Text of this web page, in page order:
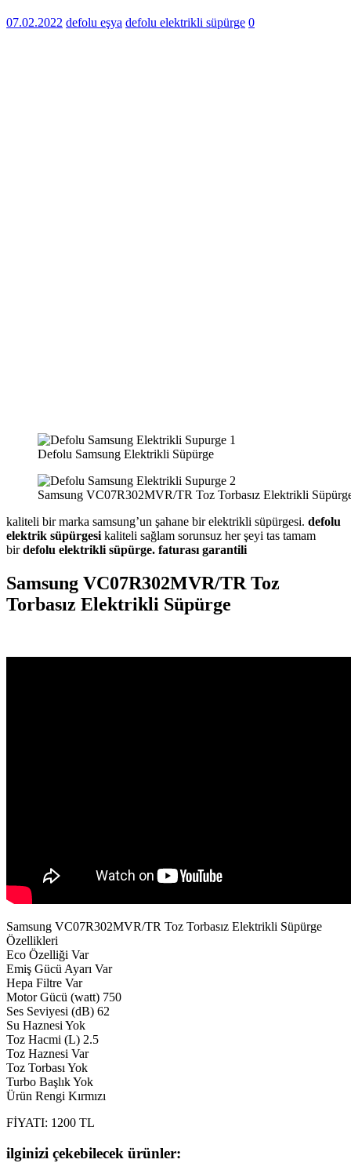
07.02.2022 defolu eşya defolu elektrikli süpürge 0
Defolu Samsung Elektrikli Süpürge
Samsung VC07R302MVR/TR Toz Torbasız Elektrikli
kaliteli bir marka samsung’un şahane bir elektrikli süpürgesi. defolu
elektrik süpürgesi kaliteli sağlam sorunsuz her şeyi tas tamam
birdefolu elektrikli süpürge. faturası garantili
Samsung VC07R302MVR/TR Toz
Torbasız Elektrikli Süpürge
Samsung VC07R302MVR/TR Toz Torbasız Elektrikli Süpürge
Özellikleri
Eco Özelliği Var
Emiş Gücü Ayarı Var
Hepa Filtre Var
Motor Gücü (watt) 750
Ses Seviyesi (dB) 62
Su Haznesi Yok
Toz Hacmi (L) 2.5
Toz Haznesi Var
Toz Torbası Yok
Turbo Başlık Yok
Ürün Rengi Kırmızı
FİYATI: 1200 TL
ilginizi çekebilecek ürünler: